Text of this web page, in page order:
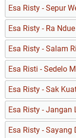
Esa Risty - Sepur
Esa Risty - Ra
Esa Risty - Salam
Esa Risti - Sedelo
Esa Risty - Sak
Esa Risty - Jangan
Esa Risty - Sayang